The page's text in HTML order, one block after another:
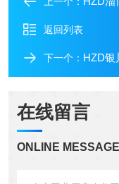
返回列表
下一个： HZD银
在线留言
ONLINE MESSAGE